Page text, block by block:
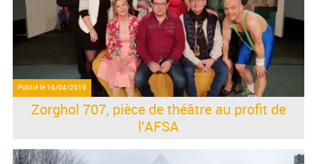
Publié le 16/04/2019
Zorghol 707, pièce de théâtre au profit de
l'AFSA